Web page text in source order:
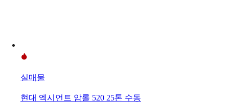
실매물
현대 엑시언트 암롤 520 25톤 수동